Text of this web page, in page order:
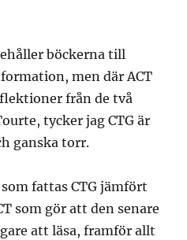
böckerna till
men där ACT
från de två
tycker jag CTG är
ganska torr.
fattas CTG jämfört
som gör att den senare
att läsa, framför allt